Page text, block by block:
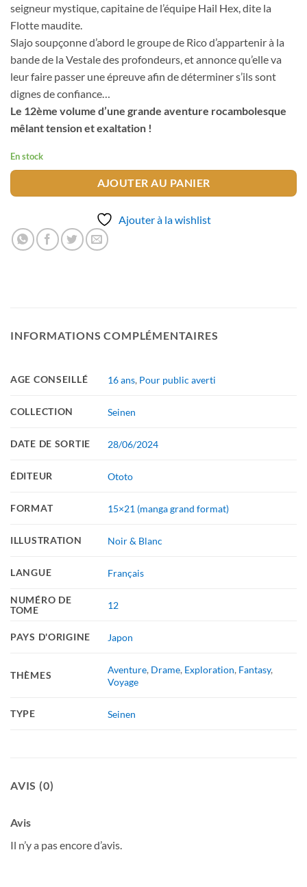
seigneur mystique, capitaine de l’équipe Hail Hex, dite la
Flotte maudite.
Slajo soupçonne d’abord le groupe de Rico d’appartenir à la
bande de la Vestale des profondeurs, et annonce qu’elle va
leur faire passer une épreuve afin de déterminer s’ils sont
dignes de confiance…
Le 12ème volume d’une grande aventure rocambolesque
mêlant tension et exaltation !
En stock
AJOUTER AU PANIER
Ajouter à la wishlist
INFORMATIONS COMPLÉMENTAIRES
AGE CONSEILLÉ 16 ans, Pour public averti
COLLECTION Seinen
DATE DE SORTIE 28/06/2024
ÉDITEUR Ototo
FORMAT 15×21 (manga grand format)
ILLUSTRATION Noir & Blanc
LANGUE Français
NUMÉRO DE
TOME
12
PAYS D'ORIGINE Japon
THÈMES
Aventure, Drame, Exploration, Fantasy,
Voyage
TYPE Seinen
AVIS (0)
Avis
Il n’y a pas encore d’avis.